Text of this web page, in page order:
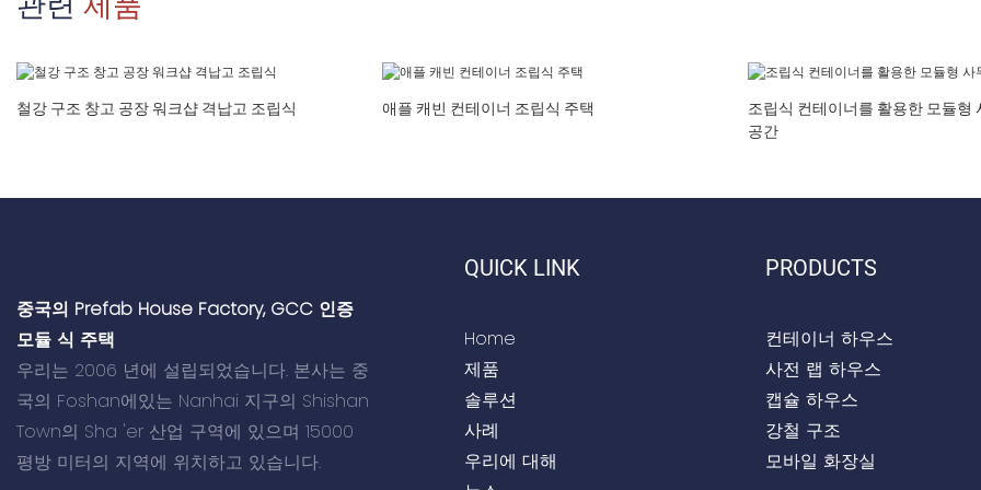
철강 구조 창고 공장 워크샵 격납고 조립식 애플 캐빈 컨테이너 조립식 주택
조립식 컨테이너를 활용한 모듈형
공간
중국의 Prefab House Factory, GCC 인증
모듈 식 주택
우리는 2006 년에 설립되었습니다. 본사는 중
국의 Foshan에있는 Nanhai 지구의 Shishan
Town의 Sha 'er 산업 구역에 있으며 15000
평방 미터의 지역에 위치하고 있습니다.
QUICK LINK
Home
제품
솔루션
사례
우리에 대해
PRODUCTS
컨테이너 하우스
사전 랩 하우스
캡슐 하우스
강철 구조
모바일 화장실